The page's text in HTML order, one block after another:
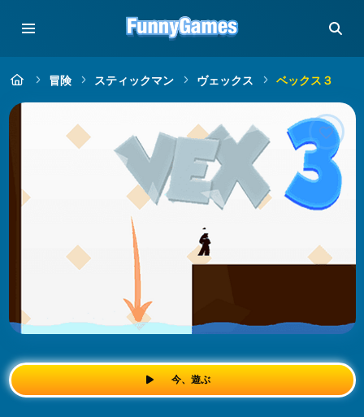
冒険 スティックマン ヴェックス ベックス３
今、遊ぶ